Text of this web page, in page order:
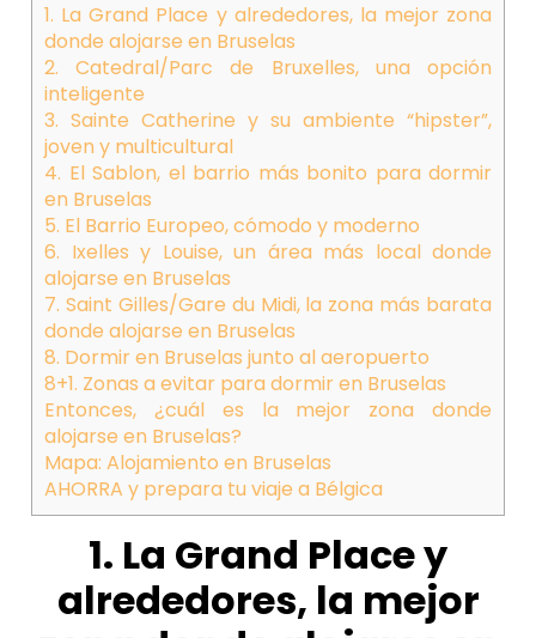
1. La Grand Place y alrededores, la mejor zona
donde alojarse en Bruselas
2. Catedral/Parc de Bruxelles, una opción
inteligente
3. Sainte Catherine y su ambiente “hipster”,
joven y multicultural
4. El Sablon, el barrio más bonito para dormir
en Bruselas
5. El Barrio Europeo, cómodo y moderno
6. Ixelles y Louise, un área más local donde
alojarse en Bruselas
7. Saint Gilles/Gare du Midi, la zona más barata
donde alojarse en Bruselas
8. Dormir en Bruselas junto al aeropuerto
8+1. Zonas a evitar para dormir en Bruselas
Entonces, ¿cuál es la mejor zona donde
alojarse en Bruselas?
Mapa: Alojamiento en Bruselas
AHORRA y prepara tu viaje a Bélgica
1. La Grand Place y
alrededores, la mejor